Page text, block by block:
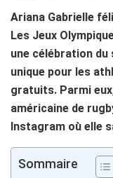
Ariana Gabrielle
Les Jeux
une célébration du
unique pour les
gratuits. Parmi
américaine de
Instagram où elle
Sommaire